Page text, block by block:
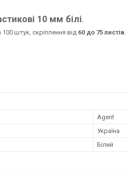
10 мм білі.
штук, скріплення від 60 до 75 листів.
Agent
Україна
Білий